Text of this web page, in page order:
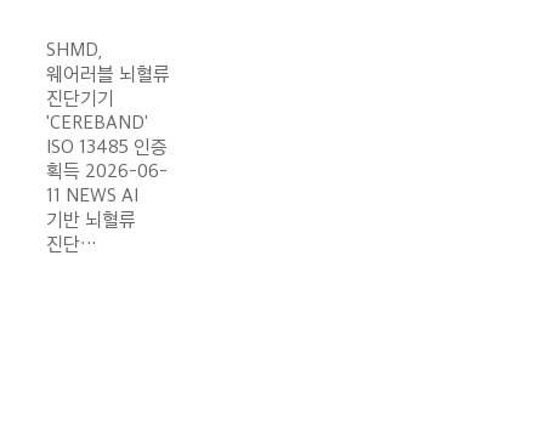
SHMD,
웨어러블 뇌혈류
진단기기
'CEREBAND'
ISO 13485 인증
획득 2026-06-
11 NEWS AI
기반 뇌혈류
진단…